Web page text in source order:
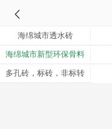
海绵城市透水砖
海绵城市新型环保骨料
多孔砖，标砖，非标转